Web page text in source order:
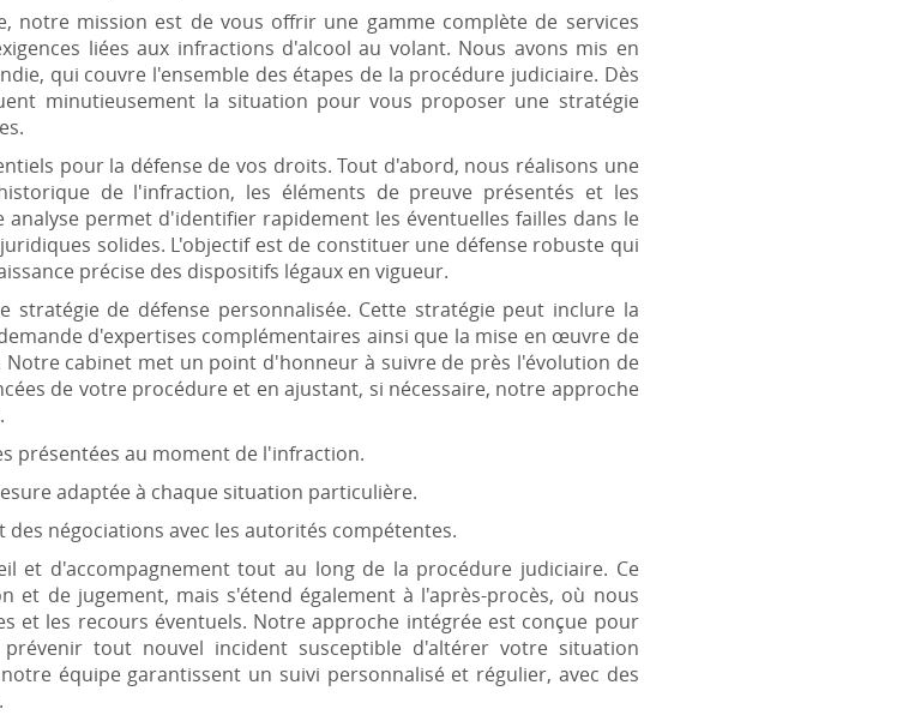
notre mission est de vous offrir une gamme complète de services
liées aux infractions d'alcool au volant. Nous avons mis en
qui couvre l'ensemble des étapes de la procédure judiciaire. Dès
minutieusement la situation pour vous proposer une stratégie
pour la défense de vos droits. Tout d'abord, nous réalisons une
de l'infraction, les éléments de preuve présentés et les
permet d'identifier rapidement les éventuelles failles dans le
solides. L'objectif est de constituer une défense robuste qui
précise des dispositifs légaux en vigueur.
stratégie de défense personnalisée. Cette stratégie peut inclure la
d'expertises complémentaires ainsi que la mise en œuvre de
cabinet met un point d'honneur à suivre de près l'évolution de
de votre procédure et en ajustant, si nécessaire, notre approche
présentées au moment de l'infraction.
adaptée à chaque situation particulière.
négociations avec les autorités compétentes.
et d'accompagnement tout au long de la procédure judiciaire. Ce
et de jugement, mais s'étend également à l'après-procès, où nous
et les recours éventuels. Notre approche intégrée est conçue pour
tout nouvel incident susceptible d'altérer votre situation
équipe garantissent un suivi personnalisé et régulier, avec des